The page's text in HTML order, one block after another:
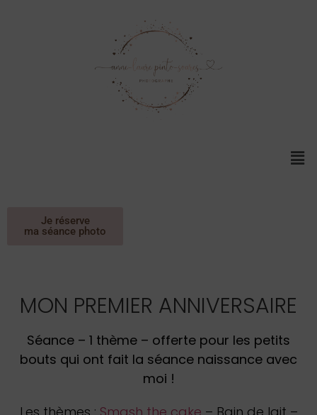
Je réserve
ma séance photo
MON PREMIER ANNIVERSAIRE
Séance – 1 thème – offerte pour les petits
bouts qui ont fait la séance naissance avec
moi !